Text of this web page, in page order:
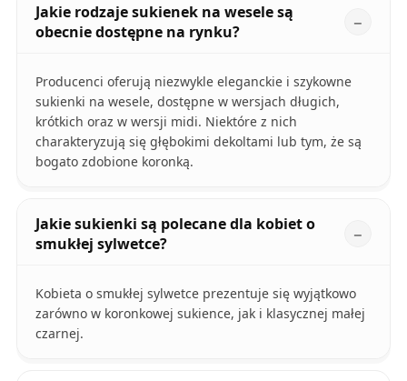
Jakie rodzaje sukienek na wesele są
obecnie dostępne na rynku?
Producenci oferują niezwykle eleganckie i szykowne
sukienki na wesele, dostępne w wersjach długich,
krótkich oraz w wersji midi. Niektóre z nich
charakteryzują się głębokimi dekoltami lub tym, że są
bogato zdobione koronką.
Jakie sukienki są polecane dla kobiet o
smukłej sylwetce?
Kobieta o smukłej sylwetce prezentuje się wyjątkowo
zarówno w koronkowej sukience, jak i klasycznej małej
czarnej.